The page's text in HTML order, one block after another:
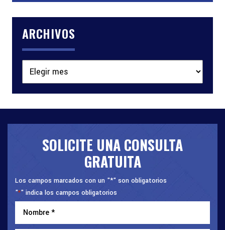
ARCHIVOS
SOLICITE UNA CONSULTA
GRATUITA
Los campos marcados con un "*" son obligatorios
"*" indica los campos obligatorios